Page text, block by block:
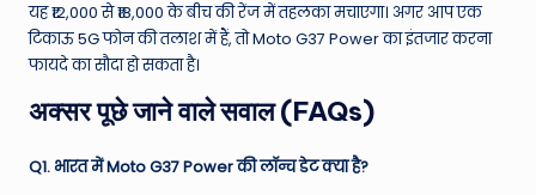
यह ₹12,000 से ₹18,000 के बीच की रेंज में तहलका मचाएगा। अगर आप एक
टिकाऊ 5G फोन की तलाश में हैं, तो Moto G37 Power का इंतजार करना
फायदे का सौदा हो सकता है।
अक्सर पूछे जाने वाले सवाल (FAQs)
Q1. भारत में Moto G37 Power की लॉन्च डेट क्या है?